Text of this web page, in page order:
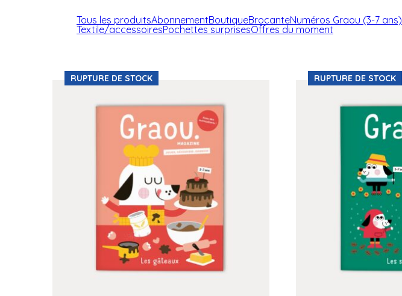
Tous les produitsAbonnementBoutiqueBrocanteNuméros Graou (3-7 ans)
Textile/accessoiresPochettes surprisesOffres du moment
RUPTURE DE STOCK RUPTURE DE STOCK